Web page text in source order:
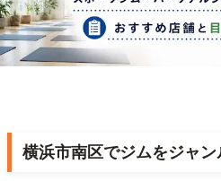
横浜市南区でジムをジャ